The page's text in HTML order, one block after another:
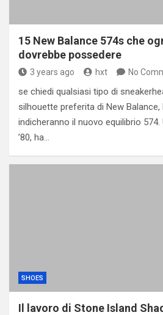
15 New Balance 574s che
dovrebbe possedere
3 years ago hxt No
se chiedi qualsiasi tipo di
silhouette preferita di New
indicheranno il nuovo equilibrio 574.
’80, ha…
SHOES
Il lavoro di Stone Island